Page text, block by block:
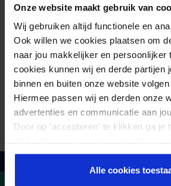
Onze website maakt gebruik van
Wij gebruiken altijd functionele en
Ook willen we cookies plaatsen om
naar jou makkelijker en persoonlijker
cookies kunnen wij en derde partijen
binnen en buiten onze website
Hiermee passen wij en derden onze
advertenties en communicatie aan
Door op 'accepteren' te klikken ga je
er meer over in onsprivacy beleid.
Alle cookies
Aanbevolen voor jou
CureTape® tas
2,95
Op voorraad